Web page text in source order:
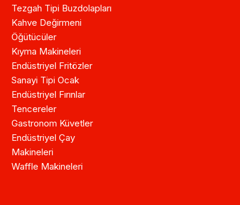
Tezgah Tipi Buzdolapları
Kahve Değirmeni
Öğütücüler
Kıyma Makineleri
Endüstriyel Fritözler
Sanayi Tipi Ocak
Endüstriyel Fırınlar
Tencereler
Gastronom Küvetler
Endüstriyel Çay
Makineleri
Waffle Makineleri